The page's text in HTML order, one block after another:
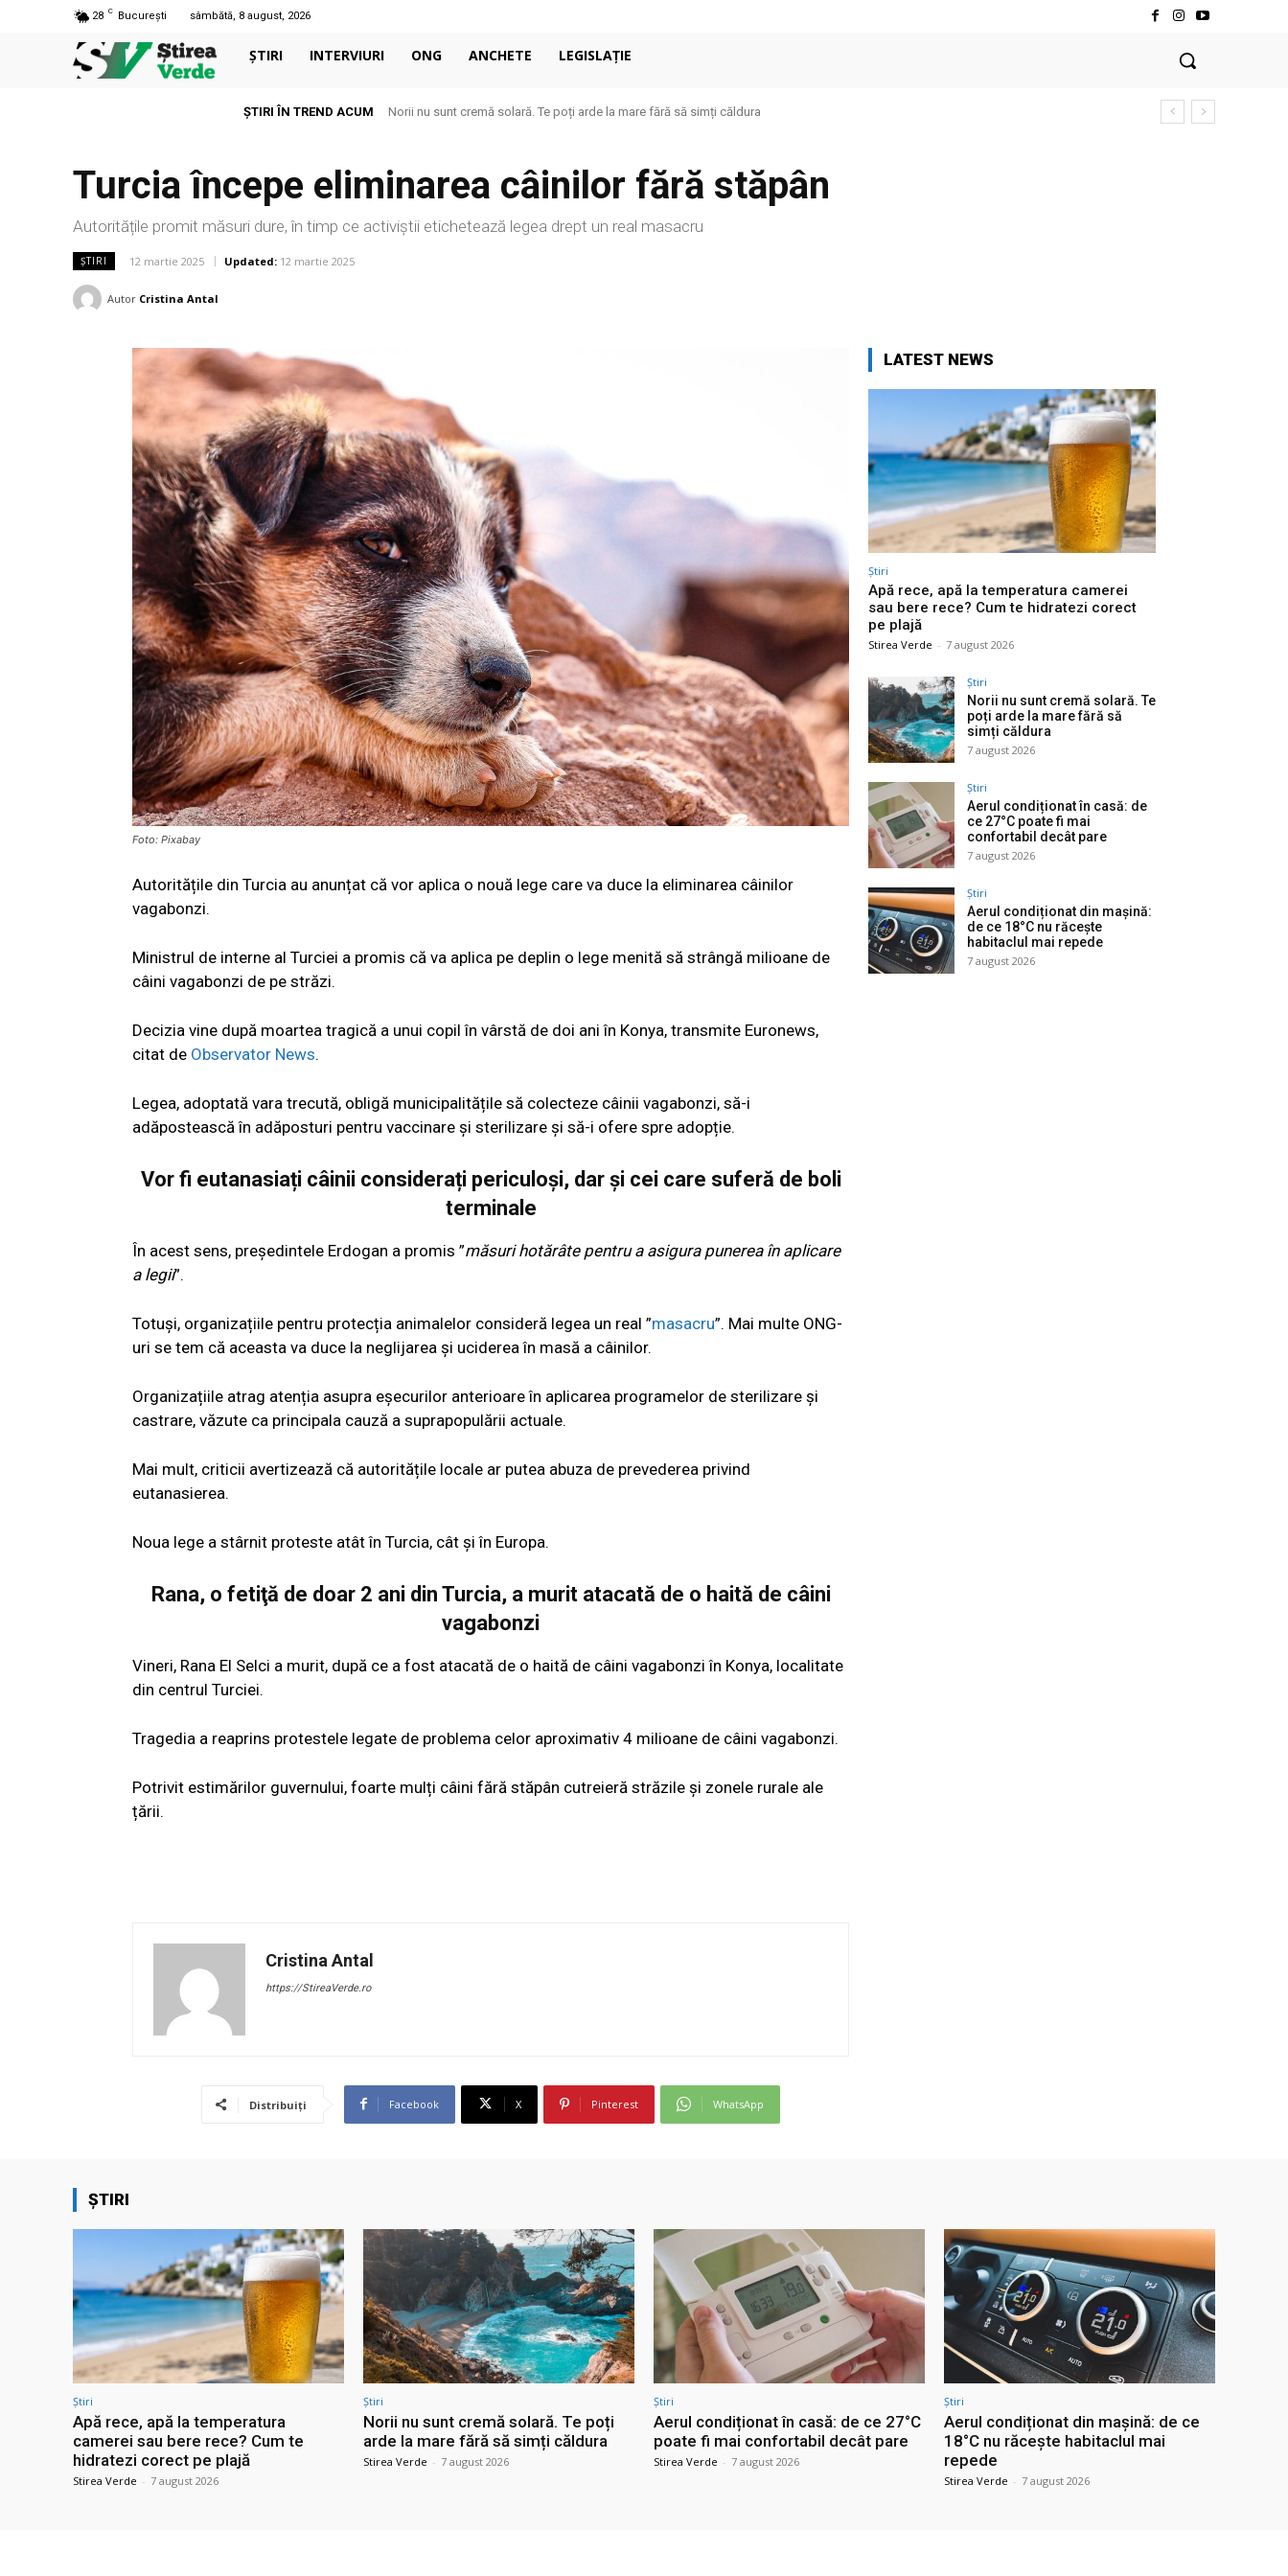
28 C București sâmbătă, 8 august, 2026
ȘTIRI INTERVIURI ONG ANCHETE LEGISLAȚIE
ȘTIRI ÎN TREND ACUM Norii nu sunt cremă solară. Te poți arde la mare fără să simți căldura
Turcia începe eliminarea câinilor fără stăpân
Autoritățile promit măsuri dure, în timp ce activiștii etichetează legea drept un real masacru
ȘTIRI 12 martie 2025 Updated: 12 martie 2025
Autor Cristina Antal
Foto: Pixabay
Autoritățile din Turcia au anunțat că vor aplica o nouă lege care va duce la eliminarea câinilor
vagabonzi.
Ministrul de interne al Turciei a promis că va aplica pe deplin o lege menită să strângă milioane de
câini vagabonzi de pe străzi.
Decizia vine după moartea tragică a unui copil în vârstă de doi ani în Konya, transmite Euronews,
citat de Observator News.
Legea, adoptată vara trecută, obligă municipalitățile să colecteze câinii vagabonzi, să-i
adăpostească în adăposturi pentru vaccinare și sterilizare și să-i ofere spre adopție.
Vor fi eutanasiați câinii considerați periculoși, dar și cei care suferă de boli
terminale
În acest sens, președintele Erdogan a promis ”măsuri hotărâte pentru a asigura punerea în aplicare
a legii”.
Totuși, organizațiile pentru protecția animalelor consideră legea un real ”masacru”. Mai multe ONG-
uri se tem că aceasta va duce la neglijarea și uciderea în masă a câinilor.
Organizațiile atrag atenția asupra eșecurilor anterioare în aplicarea programelor de sterilizare și
castrare, văzute ca principala cauză a suprapopulării actuale.
Mai mult, criticii avertizează că autoritățile locale ar putea abuza de prevederea privind
eutanasierea.
Noua lege a stârnit proteste atât în Turcia, cât și în Europa.
Rana, o fetiţă de doar 2 ani din Turcia, a murit atacată de o haită de câini
vagabonzi
Vineri, Rana El Selci a murit, după ce a fost atacată de o haită de câini vagabonzi în Konya, localitate
din centrul Turciei.
Tragedia a reaprins protestele legate de problema celor aproximativ 4 milioane de câini vagabonzi.
Potrivit estimărilor guvernului, foarte mulți câini fără stăpân cutreieră străzile și zonele rurale ale
țării.
Cristina Antal
https://StireaVerde.ro
Distribuiți Facebook X Pinterest WhatsApp
LATEST NEWS
Știri
Apă rece, apă la temperatura camerei
sau bere rece? Cum te hidratezi corect
pe plajă
Stirea Verde - 7 august 2026
Știri
Norii nu sunt cremă solară. Te
poți arde la mare fără să
simți căldura
7 august 2026
Știri
Aerul condiționat în casă: de
ce 27°C poate fi mai
confortabil decât pare
7 august 2026
Știri
Aerul condiționat din mașină:
de ce 18°C nu răcește
habitaclul mai repede
7 august 2026
ȘTIRI
Știri
Apă rece, apă la temperatura
camerei sau bere rece? Cum te
hidratezi corect pe plajă
Stirea Verde - 7 august 2026
Știri
Norii nu sunt cremă solară. Te poți
arde la mare fără să simți căldura
Stirea Verde - 7 august 2026
Știri
Aerul condiționat în casă: de ce 27°C
poate fi mai confortabil decât pare
Stirea Verde - 7 august 2026
Știri
Aerul condiționat din mașină: de ce
18°C nu răcește habitaclul mai
repede
Stirea Verde - 7 august 2026